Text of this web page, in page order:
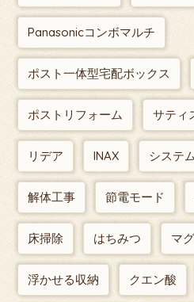
Panasonicコンボマルチ
ポスト一体型宅配ボックス
ポストリフォーム サティ
リデア INAX システ
解体工事 節電モード
床掃除 はちみつ マ
浮かせる収納 クエン酸